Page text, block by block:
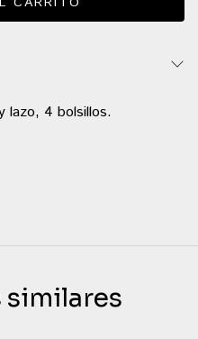
lazo, 4 bolsillos.
similares